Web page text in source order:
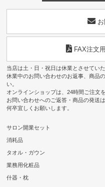
FAX注文
当店は土・日・祝日は休業とさせていた
休業中のお問い合わせのお返事、商品
い。
オンラインショップは、24時間ご注文
お問い合わせへのご返答・商品の発送
何卒宜しくお願いします。
サロン開業セット
消耗品
タオル・ガウン
業務用化粧品
什器・枕